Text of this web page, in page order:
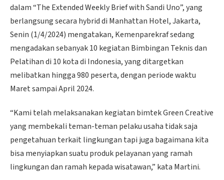
dalam “The Extended Weekly Brief with Sandi Uno”, yang
berlangsung secara hybrid di Manhattan Hotel, Jakarta,
Senin (1/4/2024) mengatakan, Kemenparekraf sedang
mengadakan sebanyak 10 kegiatan Bimbingan Teknis dan
Pelatihan di 10 kota di Indonesia, yang ditargetkan
melibatkan hingga 980 peserta, dengan periode waktu
Maret sampai April 2024.
“Kami telah melaksanakan kegiatan bimtek Green Creative
yang membekali teman-teman pelaku usaha tidak saja
pengetahuan terkait lingkungan tapi juga bagaimana kita
bisa menyiapkan suatu produk pelayanan yang ramah
lingkungan dan ramah kepada wisatawan,” kata Martini.